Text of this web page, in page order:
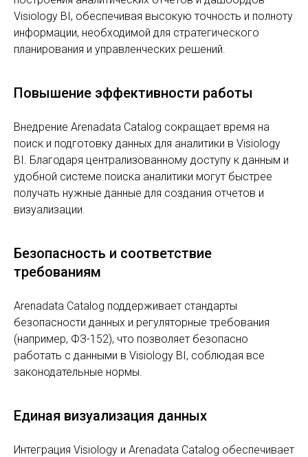
Visiology BI, обеспечивая высокую точность и полноту
информации, необходимой для стратегического
планирования и управленческих решений.
Повышение эффективности работы
Внедрение Arenadata Catalog сокращает время на
поиск и подготовку данных для аналитики в Visiology
BI. Благодаря централизованному доступу к данным и
удобной системе поиска аналитики могут быстрее
получать нужные данные для создания отчетов и
визуализации.
Безопасность и соответствие
требованиям
Arenadata Catalog поддерживает стандарты
безопасности данных и регуляторные требования
(например, ФЗ-152), что позволяет безопасно
работать с данными в Visiology BI, соблюдая все
законодательные нормы.
Единая визуализация данных
Интеграция Visiology и Arenadata Catalog обеспечивает